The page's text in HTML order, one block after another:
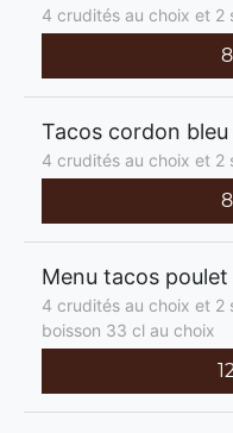
4 crudités au choix et 2
Tacos cordon bleu
4 crudités au choix et 2
Menu tacos poulet
4 crudités au choix et 2
boisson 33 cl au choix